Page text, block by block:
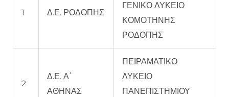
1 Δ.Ε. ΡΟΔΟΠΗΣ
ΓΕΝΙΚΟ ΛΥΚΕΙΟ
ΚΟΜΟΤΗΝΗΣ
ΡΟΔΟΠΗΣ
2
Δ.Ε. Α΄
ΑΘΗΝΑΣ
ΠΕΙΡΑΜΑΤΙΚΟ
ΛΥΚΕΙΟ
ΠΑΝΕΠΙΣΤΗΜΙΟΥ